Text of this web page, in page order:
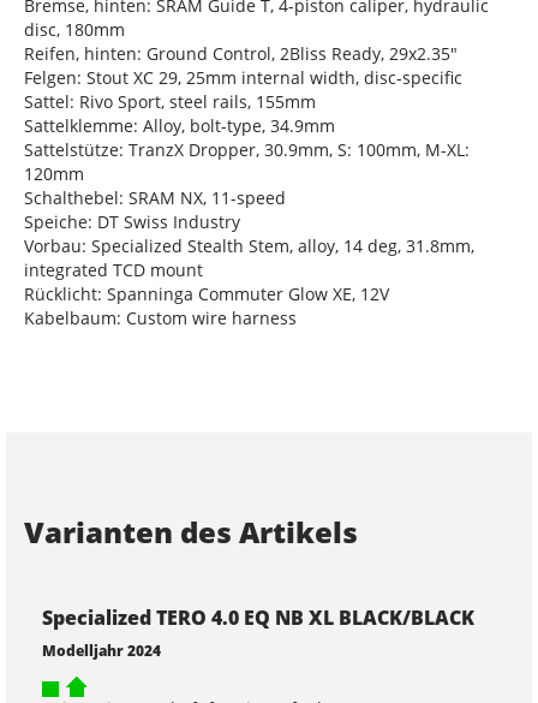
Bremse, hinten: SRAM Guide T, 4-piston caliper, hydraulic
disc, 180mm
Reifen, hinten: Ground Control, 2Bliss Ready, 29x2.35"
Felgen: Stout XC 29, 25mm internal width, disc-specific
Sattel: Rivo Sport, steel rails, 155mm
Sattelklemme: Alloy, bolt-type, 34.9mm
Sattelstütze: TranzX Dropper, 30.9mm, S: 100mm, M-XL:
120mm
Schalthebel: SRAM NX, 11-speed
Speiche: DT Swiss Industry
Vorbau: Specialized Stealth Stem, alloy, 14 deg, 31.8mm,
integrated TCD mount
Rücklicht: Spanninga Commuter Glow XE, 12V
Kabelbaum: Custom wire harness
Varianten des Artikels
Specialized TERO 4.0 EQ NB XL BLACK/BLACK
Modelljahr 2024